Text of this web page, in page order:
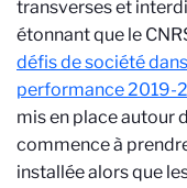
transverses et
étonnant que le
défis de société
performance 2019-
mis en place autour
commence à
installée alors que